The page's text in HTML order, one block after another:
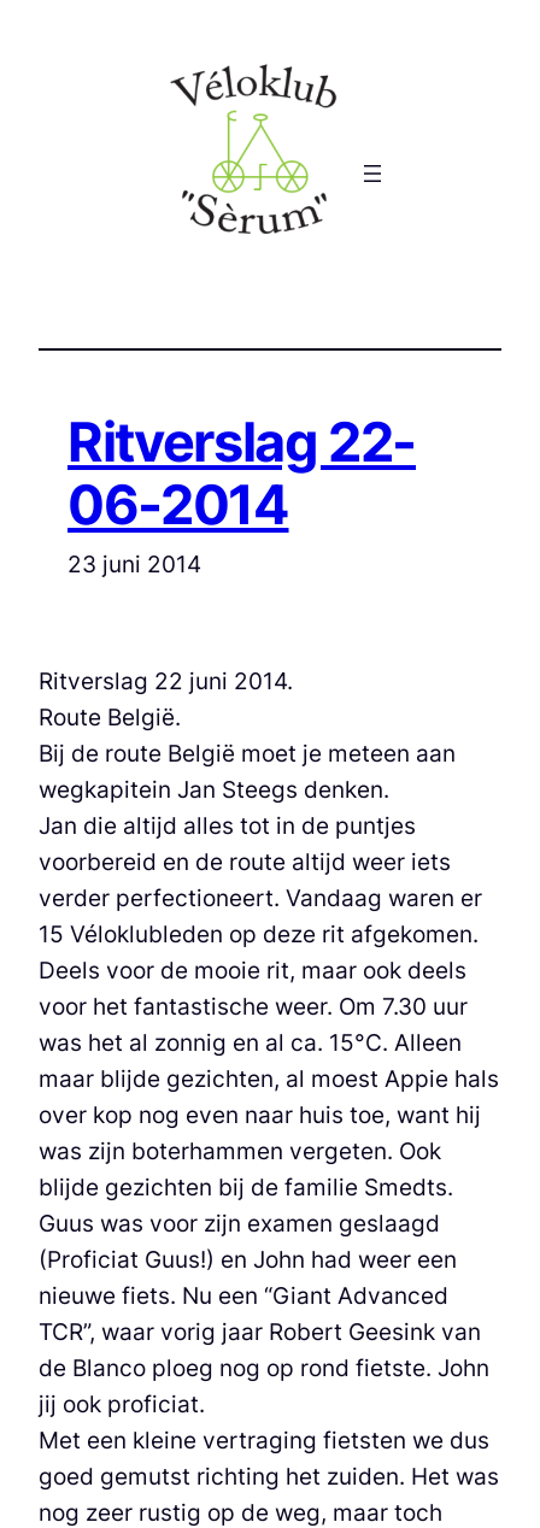
Ritverslag 22-
06-2014
23 juni 2014
Ritverslag 22 juni 2014.
Route België.
Bij de route België moet je meteen aan
wegkapitein Jan Steegs denken.
Jan die altijd alles tot in de puntjes
voorbereid en de route altijd weer iets
verder perfectioneert. Vandaag waren er
15 Véloklubleden op deze rit afgekomen.
Deels voor de mooie rit, maar ook deels
voor het fantastische weer. Om 7.30 uur
was het al zonnig en al ca. 15°C. Alleen
maar blijde gezichten, al moest Appie hals
over kop nog even naar huis toe, want hij
was zijn boterhammen vergeten. Ook
blijde gezichten bij de familie Smedts.
Guus was voor zijn examen geslaagd
(Proficiat Guus!) en John had weer een
nieuwe fiets. Nu een “Giant Advanced
TCR”, waar vorig jaar Robert Geesink van
de Blanco ploeg nog op rond fietste. John
jij ook proficiat.
Met een kleine vertraging fietsten we dus
goed gemutst richting het zuiden. Het was
nog zeer rustig op de weg, maar toch